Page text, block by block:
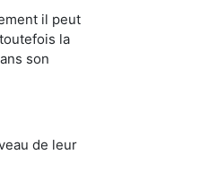
il peut
la
son
de leur